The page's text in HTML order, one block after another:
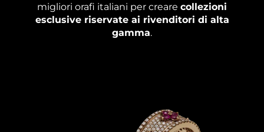
migliori orafi italiani per creare collezioni
esclusive riservate ai rivenditori di alta
gamma.